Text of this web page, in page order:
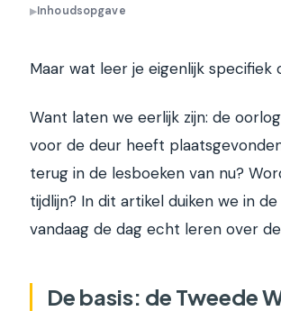
▶Inhoudsopgave
Maar wat leer je eigenlijk
Want laten we eerlijk zijn: de
voor de deur heeft
terug in de lesboeken van nu?
tijdlijn? In dit artikel duiken we in
vandaag de dag echt leren over
De basis: de Tweede